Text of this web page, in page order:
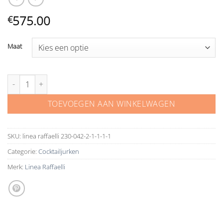
€575.00
Maat
Linea Raffaelli bruidsmoeder jurk blossom 221-500 aantal
TOEVOEGEN AAN WINKELWAGEN
SKU: linea raffaelli 230-042-2-1-1-1-1
Categorie: Cocktailjurken
Merk: Linea Raffaelli